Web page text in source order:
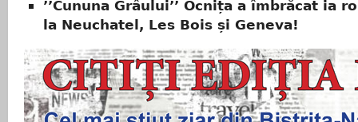
’’Cununa Grâului’’ Ocnița a îmbrăcat ia
la Neuchatel, Les Bois și Geneva!